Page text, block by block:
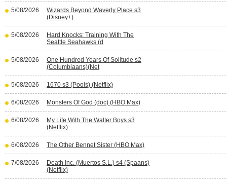
5/08/2026
Wizards Beyond Waverly Place s3
(Disney+)
5/08/2026
Hard Knocks: Training With The
Seattle Seahawks (d
5/08/2026
One Hundred Years Of Solitude s2
(Columbiaans)(Net
5/08/2026 1670 s3 (Pools) (Netflix)
6/08/2026 Monsters Of God (doc) (HBO Max)
6/08/2026
My Life With The Walter Boys s3
(Netflix)
6/08/2026 The Other Bennet Sister (HBO Max)
7/08/2026
Death Inc. (Muertos S.L.) s4 (Spaans)
(Netflix)